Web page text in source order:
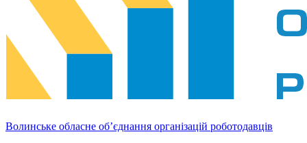
Волинське обласне об’єднання організацій роботодавців